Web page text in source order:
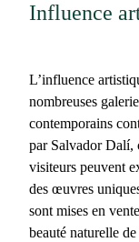
Influence
L’influence
nombreuses
contemporains
par Salvador Dalí,
visiteurs peuvent
des œuvres
sont mises en
beauté naturelle